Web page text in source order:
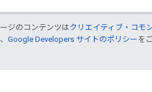
ジのコンテンツはクリエイティブ・コモ
Google Developers サイトのポリシー を